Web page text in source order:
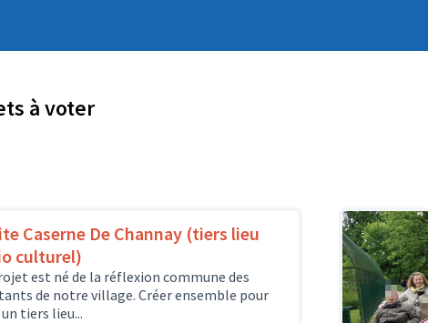
à voter
Caserne De Channay (tiers lieu
culturel)
est né de la réflexion commune des
de notre village. Créer ensemble pour
tiers lieu...